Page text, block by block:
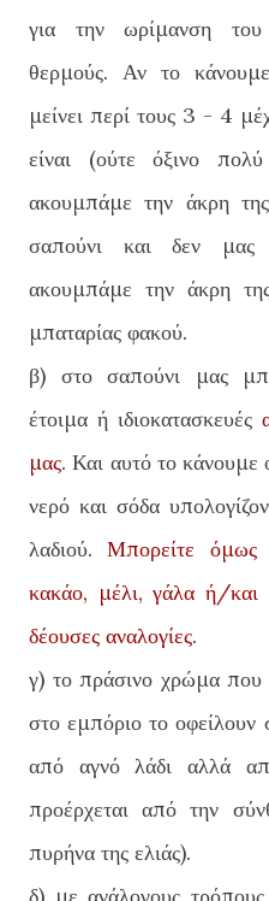
για την ωρίμανση
θερμούς. Αν το
μείνει περί τους 3 - 4
είναι (ούτε όξινο
ακουμπάμε την άκρη
σαπούνι και δεν μας
ακουμπάμε την άκρη
μπαταρίας φακού.
β) στο σαπούνι μας
έτοιμα ή ιδιοκατασκευές
μας. Και αυτό το κάνουμε
νερό και σόδα
λαδιού.Μπορείτε όμως
κακάο, μέλι, γάλα ή/και
δέουσες αναλογίες.
γ) το πράσινο χρώμα που
στο εμπόριο το οφείλουν
από αγνό λάδι αλλά
προέρχεται από την
πυρήνα της ελιάς).
δ) με ανάλογους